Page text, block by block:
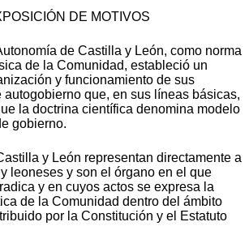
DE MOTIVOS
de Castilla y León, como norma
de la Comunidad, estableció un
y funcionamiento de sus
autogobierno que, en sus líneas básicas,
la doctrina científica denomina modelo
gobierno.
y León representan directamente a
leoneses y son el órgano en el que
y en cuyos actos se expresa la
de la Comunidad dentro del ámbito
por la Constitución y el Estatuto